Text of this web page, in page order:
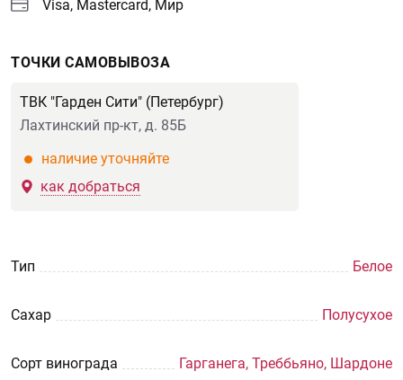
Visa, Mastercard, Мир
ТОЧКИ САМОВЫВОЗА
ТВК "Гарден Сити" (Петербург)
Лахтинский пр-кт, д. 85Б
наличие уточняйте
как добраться
Тип Белое
Сахар Полусухое
Сорт винограда Гарганега, Треббьяно, Шардоне